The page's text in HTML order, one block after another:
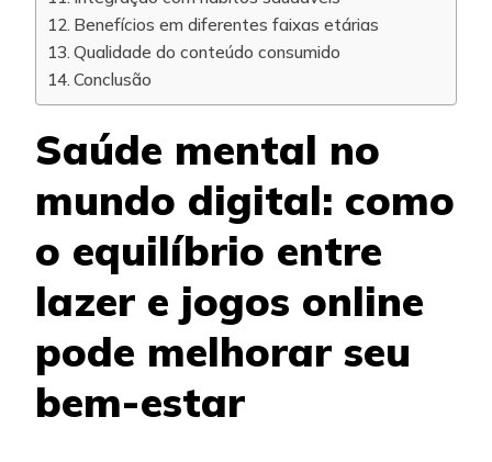
Benefícios em diferentes faixas etárias
Qualidade do conteúdo consumido
Conclusão
Saúde mental no
mundo digital: como
o equilíbrio entre
lazer e jogos online
pode melhorar seu
bem-estar